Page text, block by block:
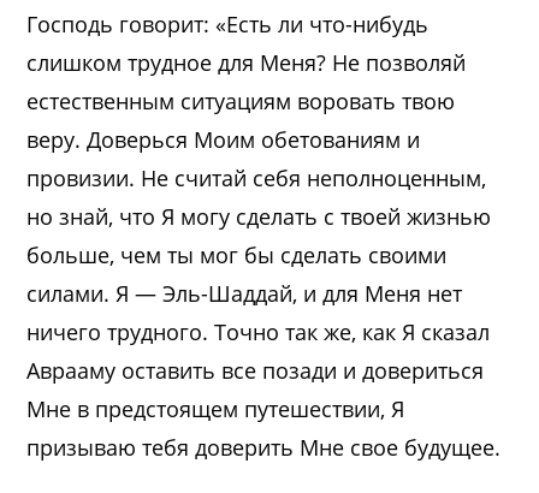
Господь говорит: «Есть ли что-нибудь
слишком трудное для Меня? Не позволяй
естественным ситуациям воровать твою
веру. Доверься Моим обетованиям и
провизии. Не считай себя неполноценным,
но знай, что Я могу сделать с твоей жизнью
больше, чем ты мог бы сделать своими
силами. Я — Эль-Шаддай, и для Меня нет
ничего трудного. Точно так же, как Я сказал
Аврааму оставить все позади и довериться
Мне в предстоящем путешествии, Я
призываю тебя доверить Мне свое будущее.